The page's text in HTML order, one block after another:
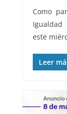
Como
Igualdad
este
Leer